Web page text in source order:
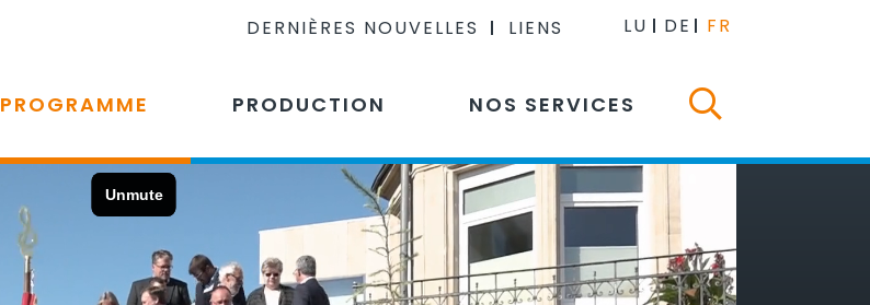
DERNIÈRES NOUVELLES LIENS LU DE FR
PROGRAMME PRODUCTION NOS SERVICES